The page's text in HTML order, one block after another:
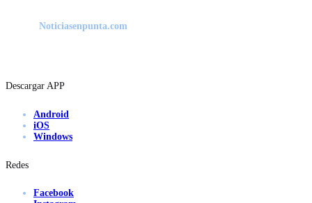
Noticiasenpunta.com
Descargar APP
Android
iOS
Windows
Redes
Facebook